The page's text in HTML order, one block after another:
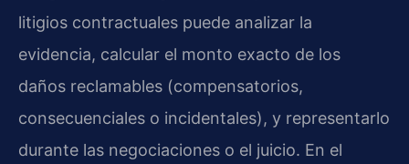
litigios contractuales puede analizar la
evidencia, calcular el monto exacto de los
daños reclamables (compensatorios,
consecuenciales o incidentales), y representarlo
durante las negociaciones o el juicio. En el